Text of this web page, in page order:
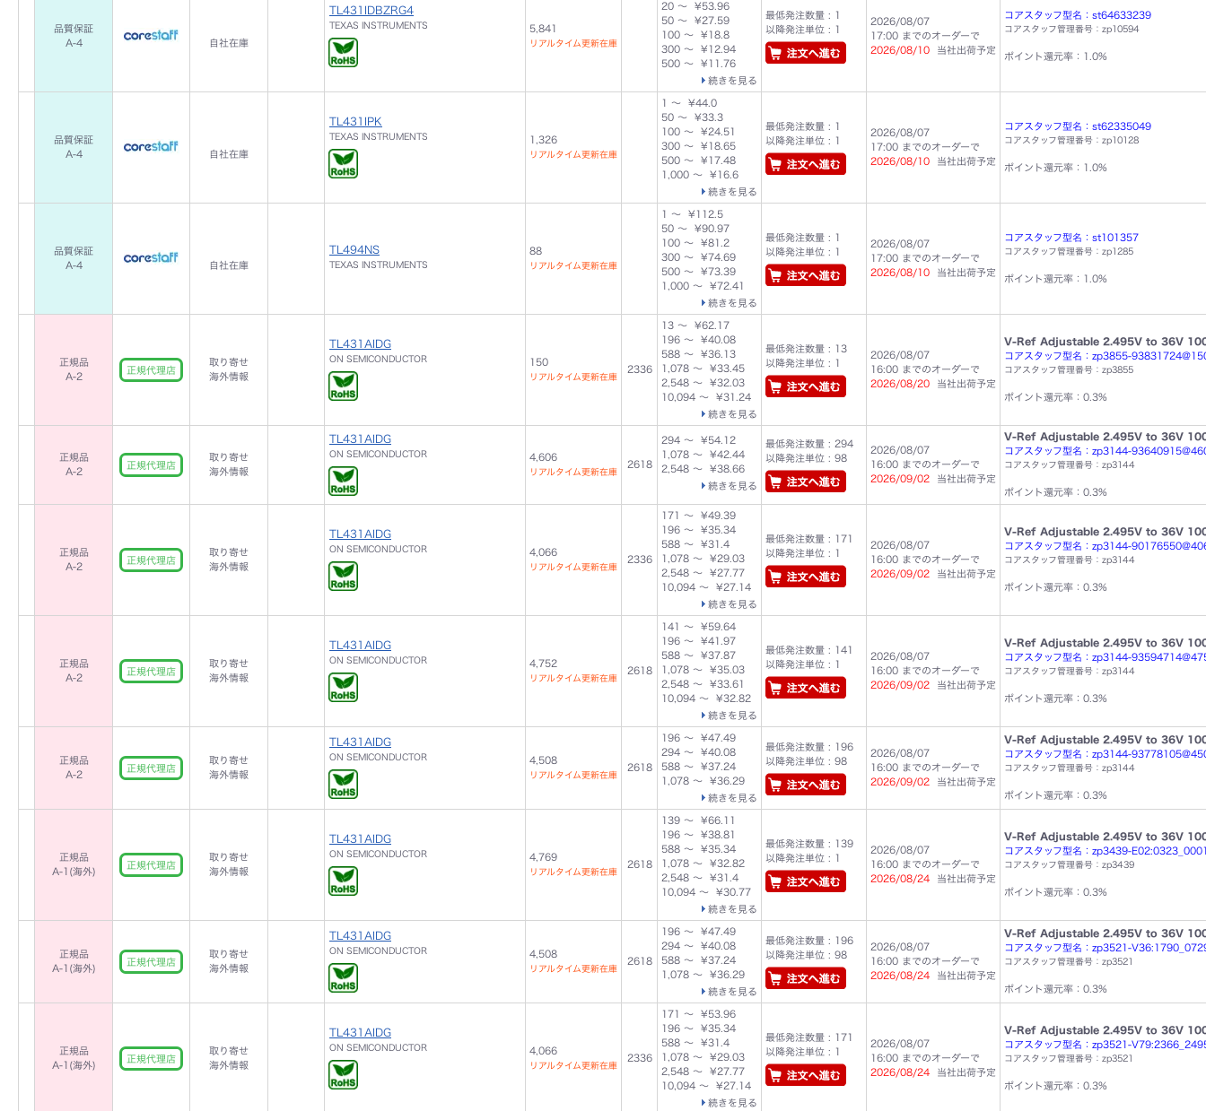
品質保証
A-4
自社在庫
TL431IDBZRG4
TEXAS INSTRUMENTS 5,841
リアルタイム更新在庫
20 ～ ¥53.96
50 ～ ¥27.59
100 ～ ¥18.8
300 ～ ¥12.94
500 ～ ¥11.76
続きを見る
最低発注数量 : 1
以降発注単位 : 1
2026/08/07
17:00 までのオーダーで
2026/08/10
当社出荷予定
コアスタッフ型名：st64633239
コアスタッフ管理番号：zp10594
ポイント還元率：1.0%
品質保証
A-4
自社在庫
TL431IPK
TEXAS INSTRUMENTS 1,326
リアルタイム更新在庫
1 ～ ¥44.0
50 ～ ¥33.3
100 ～ ¥24.51
300 ～ ¥18.65
500 ～ ¥17.48
1,000 ～ ¥16.6
続きを見る
最低発注数量 : 1
以降発注単位 : 1
2026/08/07
17:00 までのオーダーで
2026/08/10
当社出荷予定
コアスタッフ型名：st62335049
コアスタッフ管理番号：zp10128
ポイント還元率：1.0%
品質保証
A-4
自社在庫
TL494NS
TEXAS INSTRUMENTS
88
リアルタイム更新在庫
1 ～ ¥112.5
50 ～ ¥90.97
100 ～ ¥81.2
300 ～ ¥74.69
500 ～ ¥73.39
1,000 ～ ¥72.41
続きを見る
最低発注数量 : 1
以降発注単位 : 1
2026/08/07
17:00 までのオーダーで
2026/08/10
当社出荷予定
コアスタッフ型名：st101357
コアスタッフ管理番号：zp1285
ポイント還元率：1.0%
正規品
A-2
正規代理店
取り寄せ
海外情報
TL431AIDG
ON SEMICONDUCTOR 150
リアルタイム更新在庫
2336
13 ～ ¥62.17
196 ～ ¥40.08
588 ～ ¥36.13
1,078 ～ ¥33.45
2,548 ～ ¥32.03
10,094 ～ ¥31.24
続きを見る
最低発注数量 : 13
以降発注単位 : 1
2026/08/07
16:00 までのオーダーで
2026/08/20
当社出荷予定
V-Ref Adjustable 2.495V to 36V
コアスタッフ型名：zp3855-
コアスタッフ管理番号：zp3855
ポイント還元率：0.3%
正規品
A-2
正規代理店
取り寄せ
海外情報
TL431AIDG
ON SEMICONDUCTOR 4,606
リアルタイム更新在庫
2618
294 ～ ¥54.12
1,078 ～ ¥42.44
2,548 ～ ¥38.66
続きを見る
最低発注数量 : 294
以降発注単位 : 98
2026/08/07
16:00 までのオーダーで
2026/09/02
当社出荷予定
V-Ref Adjustable 2.495V to 36V
コアスタッフ型名：zp3144-
コアスタッフ管理番号：zp3144
ポイント還元率：0.3%
正規品
A-2
正規代理店
取り寄せ
海外情報
TL431AIDG
ON SEMICONDUCTOR 4,066
リアルタイム更新在庫
2336
171 ～ ¥49.39
196 ～ ¥35.34
588 ～ ¥31.4
1,078 ～ ¥29.03
2,548 ～ ¥27.77
10,094 ～ ¥27.14
続きを見る
最低発注数量 : 171
以降発注単位 : 1
2026/08/07
16:00 までのオーダーで
2026/09/02
当社出荷予定
V-Ref Adjustable 2.495V to 36V
コアスタッフ型名：zp3144-
コアスタッフ管理番号：zp3144
ポイント還元率：0.3%
正規品
A-2
正規代理店
取り寄せ
海外情報
TL431AIDG
ON SEMICONDUCTOR 4,752
リアルタイム更新在庫
2618
141 ～ ¥59.64
196 ～ ¥41.97
588 ～ ¥37.87
1,078 ～ ¥35.03
2,548 ～ ¥33.61
10,094 ～ ¥32.82
続きを見る
最低発注数量 : 141
以降発注単位 : 1
2026/08/07
16:00 までのオーダーで
2026/09/02
当社出荷予定
V-Ref Adjustable 2.495V to 36V
コアスタッフ型名：zp3144-
コアスタッフ管理番号：zp3144
ポイント還元率：0.3%
正規品
A-2
正規代理店
取り寄せ
海外情報
TL431AIDG
ON SEMICONDUCTOR 4,508
リアルタイム更新在庫
2618
196 ～ ¥47.49
294 ～ ¥40.08
588 ～ ¥37.24
1,078 ～ ¥36.29
続きを見る
最低発注数量 : 196
以降発注単位 : 98
2026/08/07
16:00 までのオーダーで
2026/09/02
当社出荷予定
V-Ref Adjustable 2.495V to 36V
コアスタッフ型名：zp3144-
コアスタッフ管理番号：zp3144
ポイント還元率：0.3%
正規品
A-1(海外)
正規代理店
取り寄せ
海外情報
TL431AIDG
ON SEMICONDUCTOR 4,769
リアルタイム更新在庫
2618
139 ～ ¥66.11
196 ～ ¥38.81
588 ～ ¥35.34
1,078 ～ ¥32.82
2,548 ～ ¥31.4
10,094 ～ ¥30.77
続きを見る
最低発注数量 : 139
以降発注単位 : 1
2026/08/07
16:00 までのオーダーで
2026/08/24
当社出荷予定
V-Ref Adjustable 2.495V to 36V
コアスタッフ型名：zp3439-
コアスタッフ管理番号：zp3439
ポイント還元率：0.3%
正規品
A-1(海外)
正規代理店
取り寄せ
海外情報
TL431AIDG
ON SEMICONDUCTOR 4,508
リアルタイム更新在庫
2618
196 ～ ¥47.49
294 ～ ¥40.08
588 ～ ¥37.24
1,078 ～ ¥36.29
続きを見る
最低発注数量 : 196
以降発注単位 : 98
2026/08/07
16:00 までのオーダーで
2026/08/24
当社出荷予定
V-Ref Adjustable 2.495V to 36V
コアスタッフ型名：zp3521-
コアスタッフ管理番号：zp3521
ポイント還元率：0.3%
正規品
A-1(海外)
正規代理店
取り寄せ
海外情報
TL431AIDG
ON SEMICONDUCTOR 4,066
リアルタイム更新在庫
2336
171 ～ ¥53.96
196 ～ ¥35.34
588 ～ ¥31.4
1,078 ～ ¥29.03
2,548 ～ ¥27.77
10,094 ～ ¥27.14
続きを見る
最低発注数量 : 171
以降発注単位 : 1
2026/08/07
16:00 までのオーダーで
2026/08/24
当社出荷予定
V-Ref Adjustable 2.495V to 36V
コアスタッフ型名：zp3521-
コアスタッフ管理番号：zp3521
ポイント還元率：0.3%